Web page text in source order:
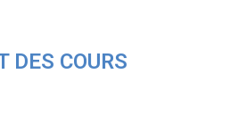
DES COURS